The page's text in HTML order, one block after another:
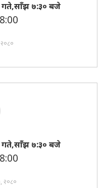
गते,साँझ ७:३० बजे
२०८०
गते,साँझ ७:३० बजे
२०८०